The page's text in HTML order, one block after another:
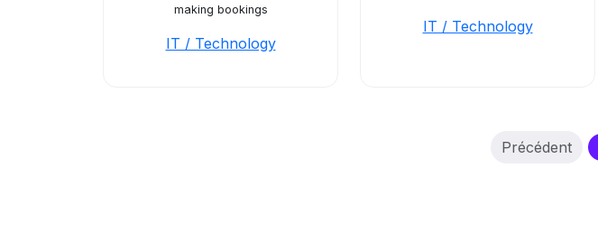
making bookings
IT / Technology
IT / Technology
Précédent